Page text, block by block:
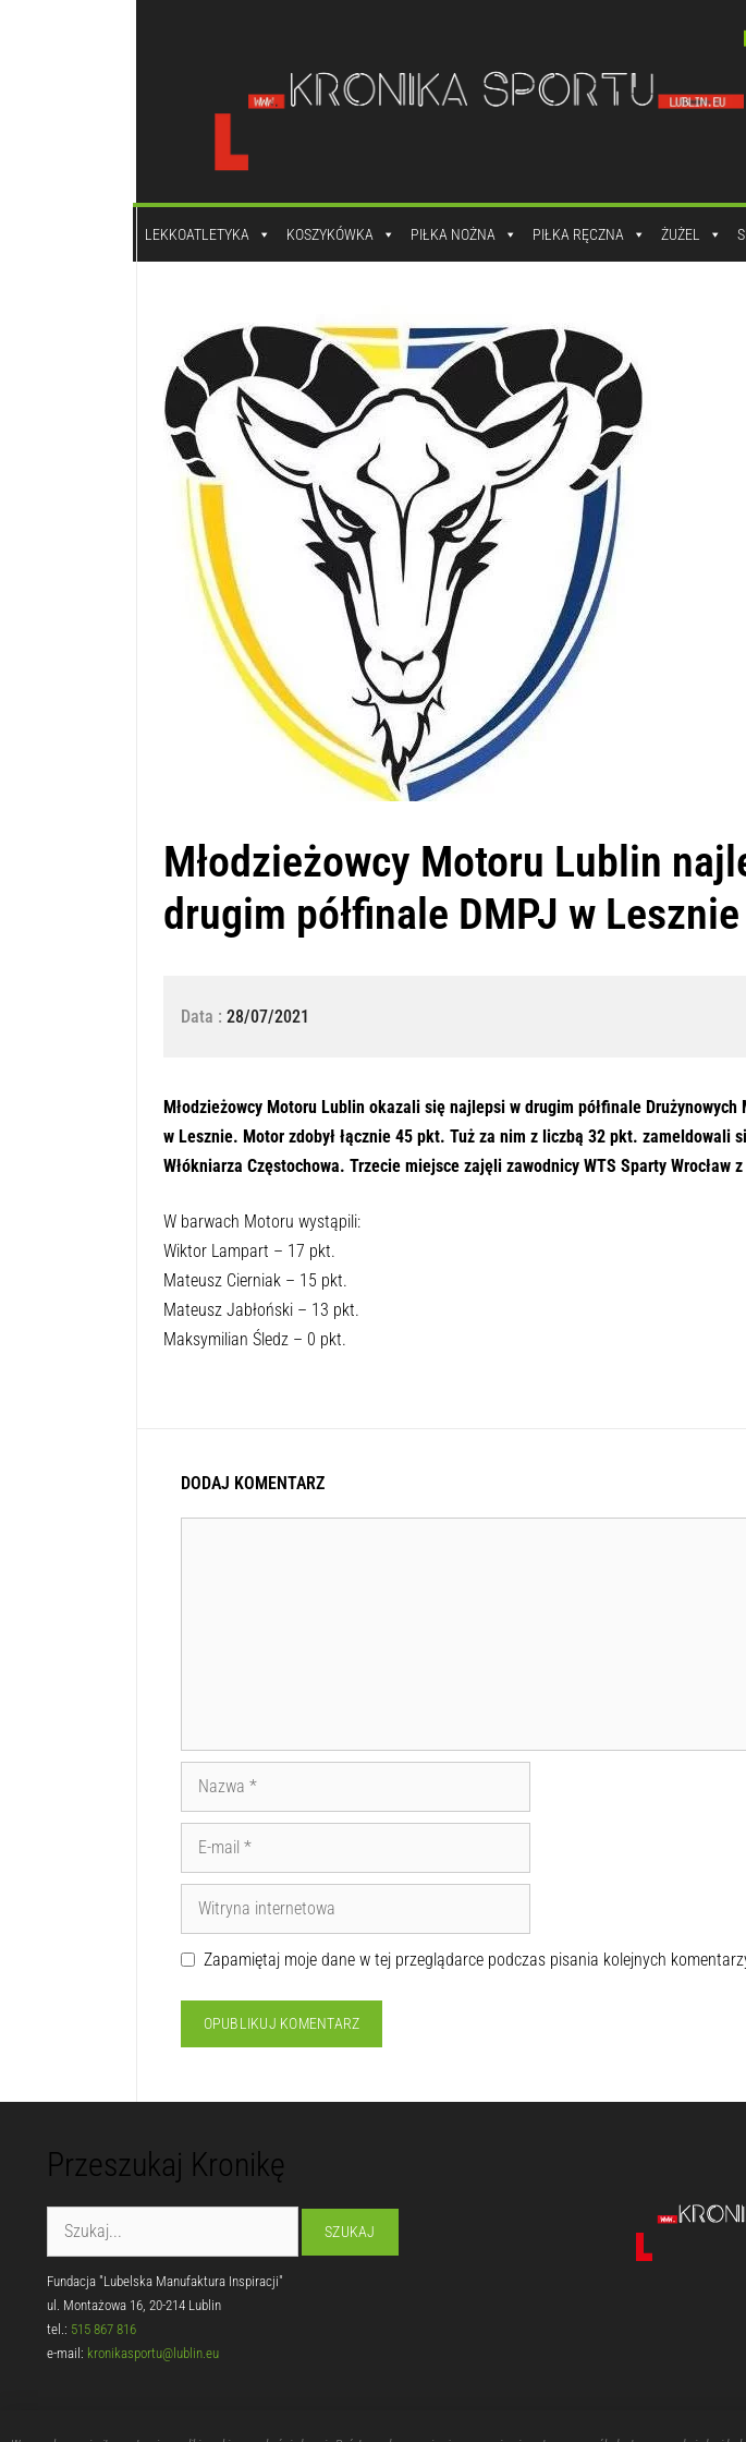
LEKKOATLETYKA KOSZYKÓWKA PIŁKA NOŻNA PIŁKA RĘCZNA ŻUŻEL
Młodzieżowcy Motoru Lublin
drugim półfinale DMPJ w Lesznie
Data : 28/07/2021
Młodzieżowcy Motoru Lublin okazali się najlepsi w drugim półfinale
w Lesznie. Motor zdobył łącznie 45 pkt. Tuż za nim z liczbą 32 pkt. zameldowali
Włókniarza Częstochowa. Trzecie miejsce zajęli zawodnicy WTS Sparty Wrocław
W barwach Motoru wystąpili:
Wiktor Lampart – 17 pkt.
Mateusz Cierniak – 15 pkt.
Mateusz Jabłoński – 13 pkt.
Maksymilian Śledz – 0 pkt.
DODAJ KOMENTARZ
Zapamiętaj moje dane w tej przeglądarce podczas pisania kolejnych
Przeszukaj Kronikę
Fundacja "Lubelska Manufaktura Inspiracji"
ul. Montażowa 16, 20-214 Lublin
tel.: 515 867 816
e-mail: kronikasportu@lublin.eu